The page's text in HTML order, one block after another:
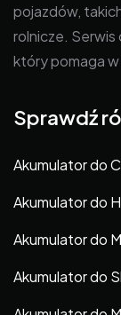
pojazdów,
rolnicze.
który pomaga
Sprawdź
Akumulator do
Akumulator do
Akumulator do
Akumulator do